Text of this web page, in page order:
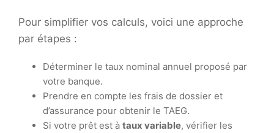
Pour simplifier vos calculs, voici une approche
par étapes :
Déterminer le taux nominal annuel proposé par
votre banque.
Prendre en compte les frais de dossier et
d’assurance pour obtenir le TAEG.
Si votre prêt est à taux variable, vérifier les